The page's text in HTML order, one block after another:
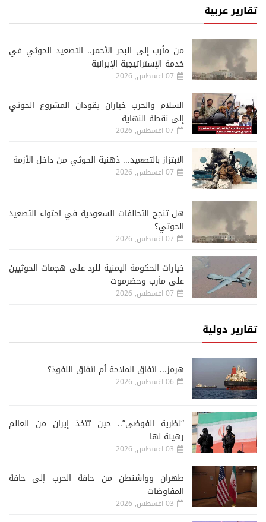
تقارير عربية
من مأرب إلى البحر الأحمر.. التصعيد الحوثي في
خدمة الإستراتيجية الإيرانية
07 اغسطس, 2026
السلام والحرب خياران يقودان المشروع الحوثي
إلى نقطة النهاية
07 اغسطس, 2026
الابتزاز بالتصعيد... ذهنية الحوثي من داخل الأزمة
07 اغسطس, 2026
هل تنجح التحالفات السعودية في احتواء التصعيد
الحوثي؟
07 اغسطس, 2026
خيارات الحكومة اليمنية للرد على هجمات الحوثيين
على مأرب وحضرموت
07 اغسطس, 2026
تقارير دولية
هرمز... اتفاق الملاحة أم اتفاق النفوذ؟
06 اغسطس, 2026
“نظرية الفوضى”.. حين تتخذ إيران من العالم
رهينة لها
03 اغسطس, 2026
طهران وواشنطن من حافة الحرب إلى حافة
المفاوضات
03 اغسطس, 2026